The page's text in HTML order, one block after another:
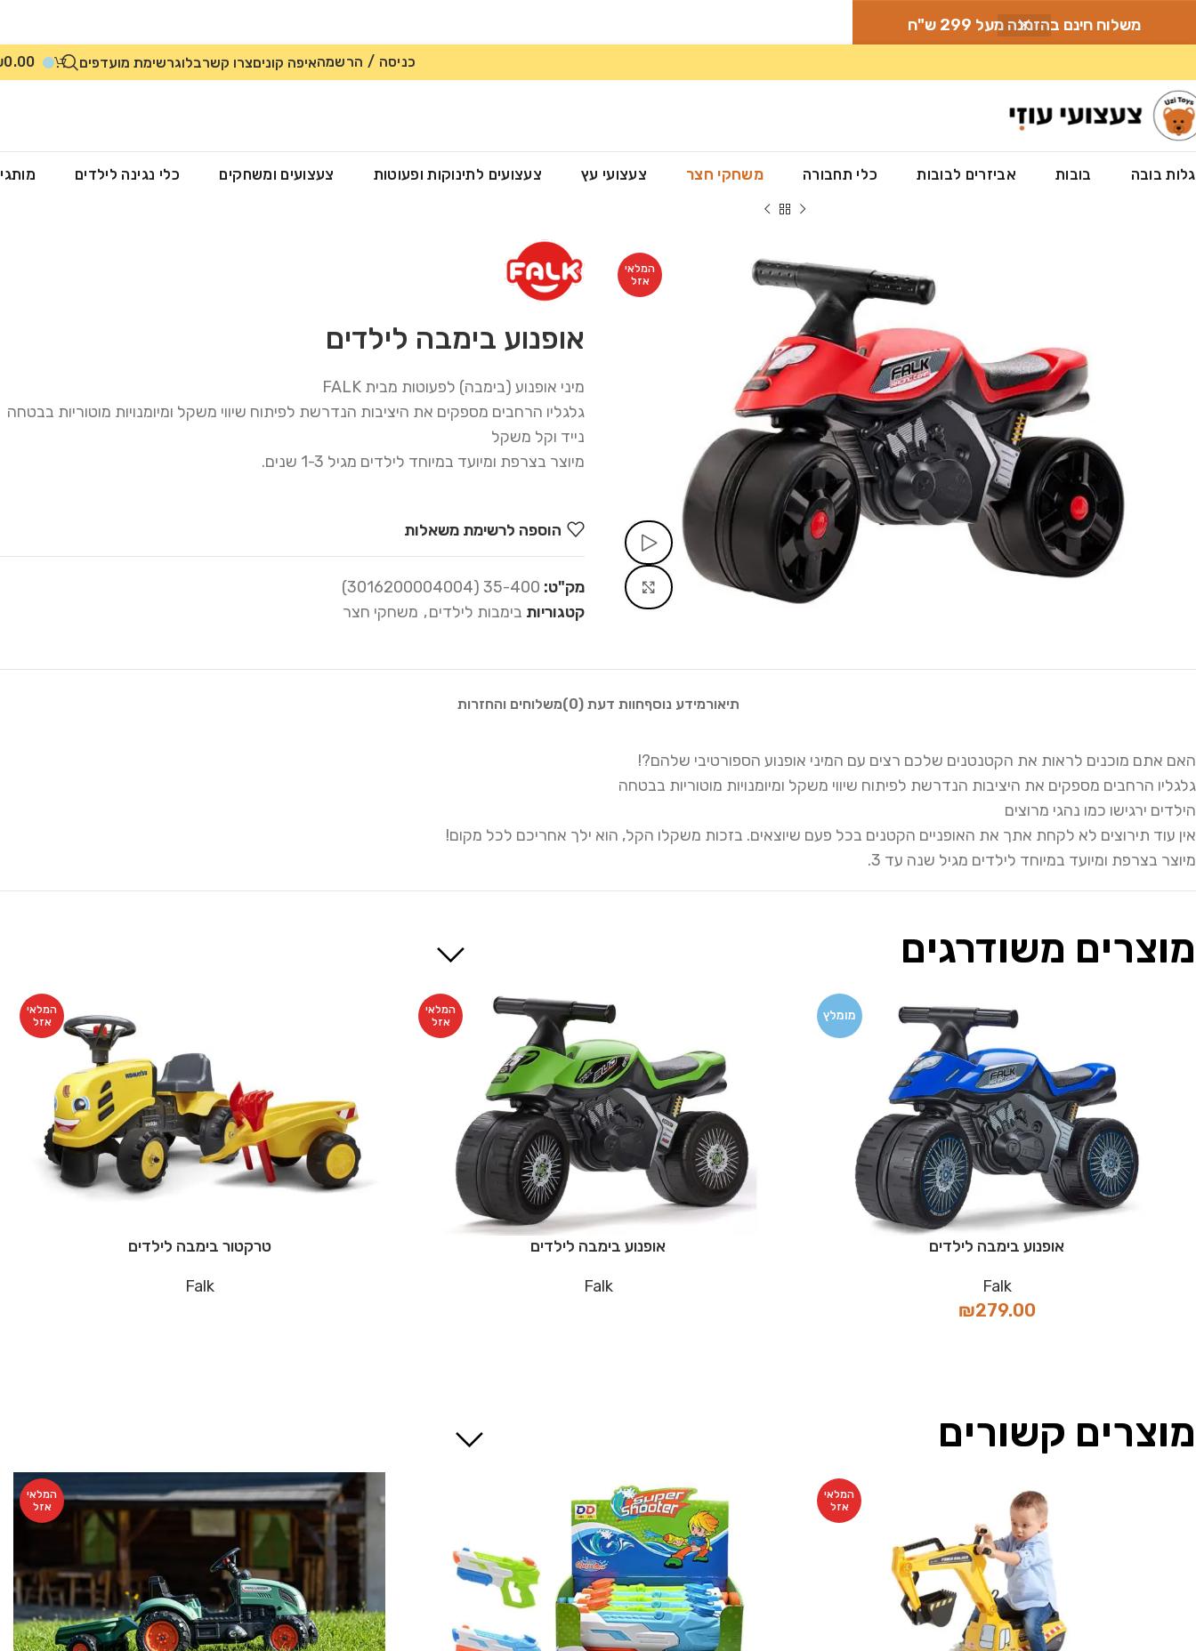
משלוח חינם בהזמנה מעל 299 ש"ח
כניסה / הרשמהאיפה קוניםצרו קשרבלוגרשימת מועדפים 0.00
בובה בובות אביזרים לבובות כלי תחבורה משחקי חצר צעצועי עץ צעצועים לתינוקות ופעוטות צעצועים ומשחקים כלי נגינה לילדים
המלאי
אזל
Watch video
Click to enlarge
אופנוע בימבה לילדים
מיני אופנוע (בימבה) לפעוטות מבית FALK
גלגליו הרחבים מספקים את היציבות הנדרשת לפיתוח שיווי משקל ומיומנויות מוטוריות בבטחה
נייד וקל משקל
מיוצר בצרפת ומיועד במיוחד לילדים מגיל 1-3 שנים.
הוספה לרשימת משאלות
מק"ט: 35-400 (3016200004004)
קטגוריות בימבות לילדים, משחקי חצר
תיאורמידע נוסףחוות דעת (0) משלוחים והחזרות
האם אתם מוכנים לראות את הקטנטנים שלכם רצים עם המיני אופנוע הספורטיבי שלהם?!
גלגליו הרחבים מספקים את היציבות הנדרשת לפיתוח שיווי משקל ומיומנויות מוטוריות בבטחה
הילדים ירגישו כמו נהגי מרוצים
אין עוד תירוצים לא לקחת אתך את האופניים הקטנים בכל פעם שיוצאים. בזכות משקלו הקל, הוא ילך אחריכם לכל מקום!
מיוצר בצרפת ומיועד במיוחד לילדים מגיל שנה עד 3.
מוצרים משודרגים
מומלץ
אופנוע בימבה לילדים
Falk
₪279.00
המלאי
אזל
אופנוע בימבה לילדים
Falk
המלאי
אזל
טרקטור בימבה לילדים
Falk
מוצרים קשורים
המלאי
אזל
המלאי
אזל